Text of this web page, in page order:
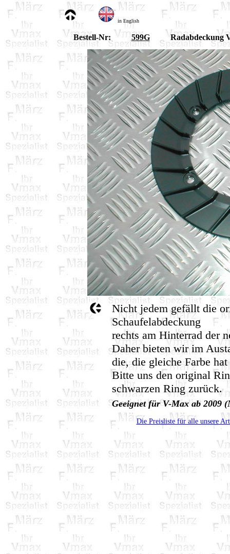
in English
Bestell-Nr: 599G Radabdeckung
Nicht jedem gefällt die
Schaufelabdeckung
rechts am Hinterrad der
Daher bieten wir im
die, die gleiche Farbe
Bitte uns den original
schwarzen Ring zurück.
Geeignet für V-Max ab 2009
Die Preisliste für alle unsere